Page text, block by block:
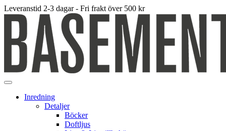
Leveranstid 2-3 dagar - Fri frakt över 500 kr
Inredning
Detaljer
Böcker
Doftljus